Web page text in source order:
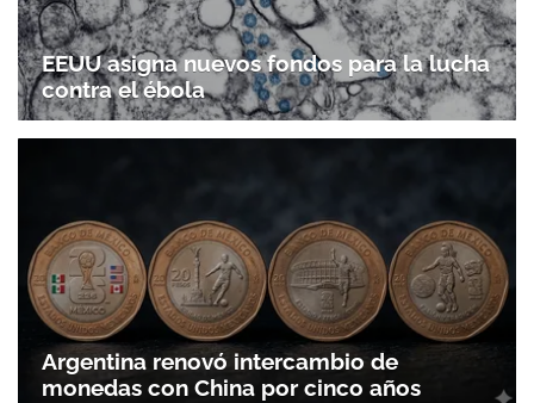
EEUU asigna nuevos fondos para la lucha
contra el ébola
Argentina renovó intercambio de
monedas con China por cinco años